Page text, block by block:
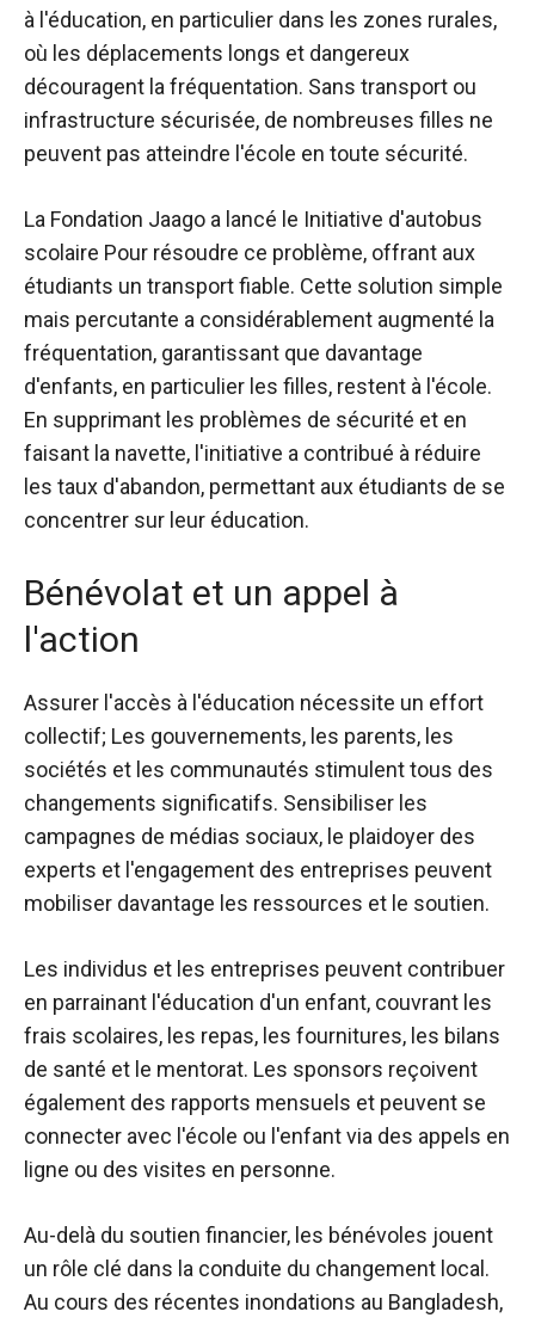
à l'éducation, en particulier dans les zones rurales,
où les déplacements longs et dangereux
découragent la fréquentation. Sans transport ou
infrastructure sécurisée, de nombreuses filles ne
peuvent pas atteindre l'école en toute sécurité.
La Fondation Jaago a lancé le Initiative d'autobus
scolaire Pour résoudre ce problème, offrant aux
étudiants un transport fiable. Cette solution simple
mais percutante a considérablement augmenté la
fréquentation, garantissant que davantage
d'enfants, en particulier les filles, restent à l'école.
En supprimant les problèmes de sécurité et en
faisant la navette, l'initiative a contribué à réduire
les taux d'abandon, permettant aux étudiants de se
concentrer sur leur éducation.
Bénévolat et un appel à
l'action
Assurer l'accès à l'éducation nécessite un effort
collectif; Les gouvernements, les parents, les
sociétés et les communautés stimulent tous des
changements significatifs. Sensibiliser les
campagnes de médias sociaux, le plaidoyer des
experts et l'engagement des entreprises peuvent
mobiliser davantage les ressources et le soutien.
Les individus et les entreprises peuvent contribuer
en parrainant l'éducation d'un enfant, couvrant les
frais scolaires, les repas, les fournitures, les bilans
de santé et le mentorat. Les sponsors reçoivent
également des rapports mensuels et peuvent se
connecter avec l'école ou l'enfant via des appels en
ligne ou des visites en personne.
Au-delà du soutien financier, les bénévoles jouent
un rôle clé dans la conduite du changement local.
Au cours des récentes inondations au Bangladesh,